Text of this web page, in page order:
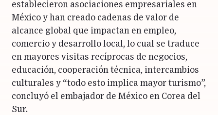
establecieron asociaciones empresariales en
México y han creado cadenas de valor de
alcance global que impactan en empleo,
comercio y desarrollo local, lo cual se traduce
en mayores visitas recíprocas de negocios,
educación, cooperación técnica, intercambios
culturales y “todo esto implica mayor turismo”,
concluyó el embajador de México en Corea del
Sur.